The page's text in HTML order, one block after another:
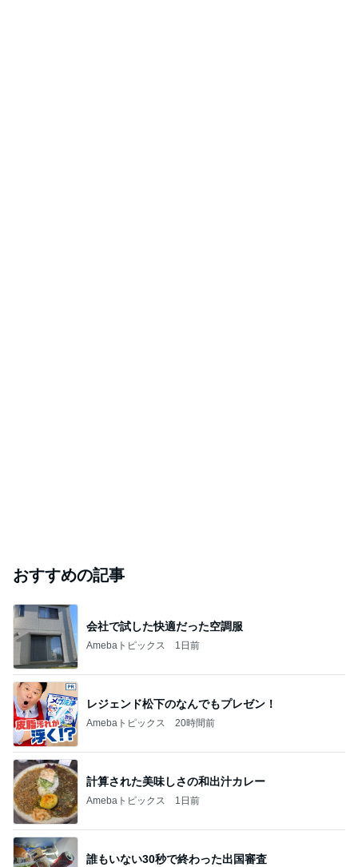
おすすめの記事
会社で試した快適だった空調服
Amebaトピックス 1日前
レジェンド松下のなんでもプレゼン！
Amebaトピックス 20時間前
計算された美味しさの和出汁カレー
Amebaトピックス 1日前
誰もいない30秒で終わった出国審査